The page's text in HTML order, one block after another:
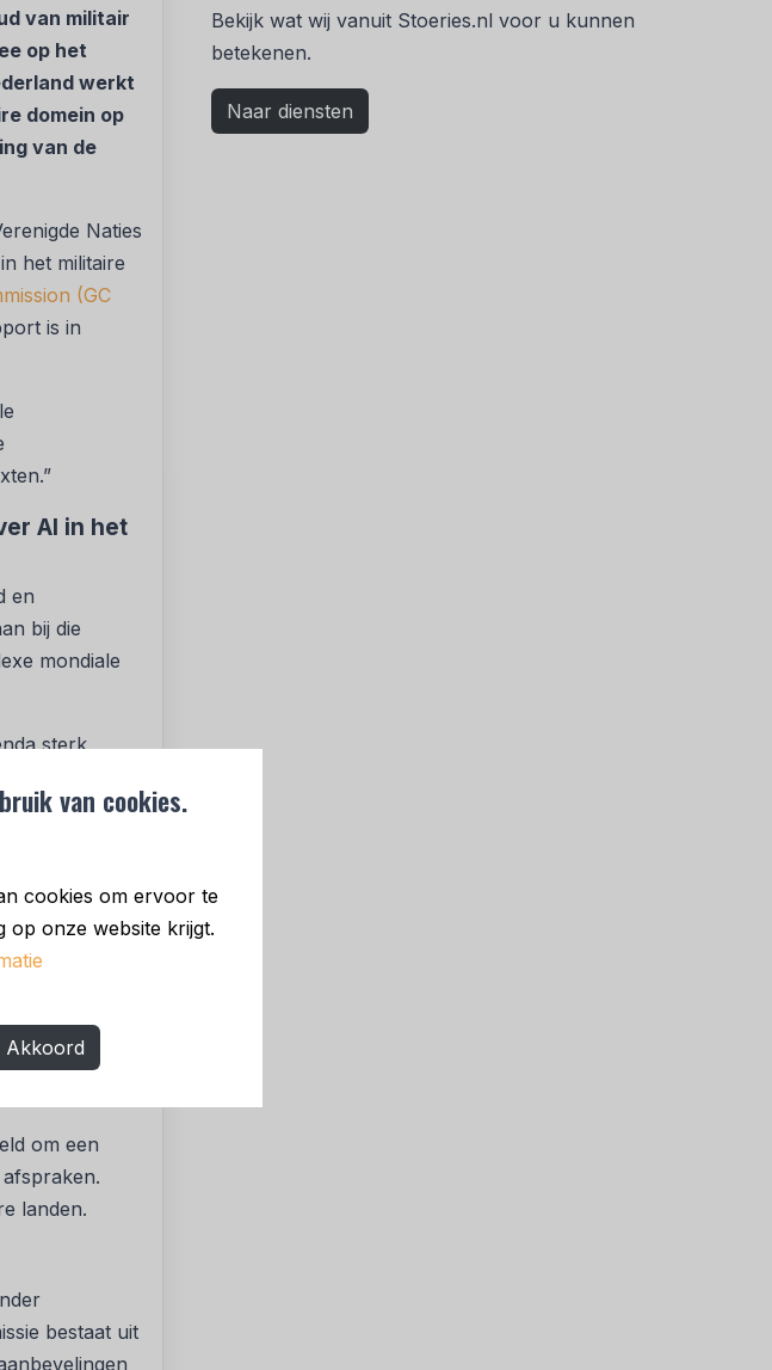
van cookies.
cookies om ervoor te
op onze website krijgt.
Akkoord
van militair
op het
werkt
domein op
van de
Naties
het militaire
(GC
is in
AI in het
en
bij die
mondiale
sterk
in 2024 het
een VN-
REAIM-top in
een
van
om een
landen.
bestaat uit
Bekijk wat wij vanuit Stoeries.nl voor u kunnen
betekenen.
Naar diensten